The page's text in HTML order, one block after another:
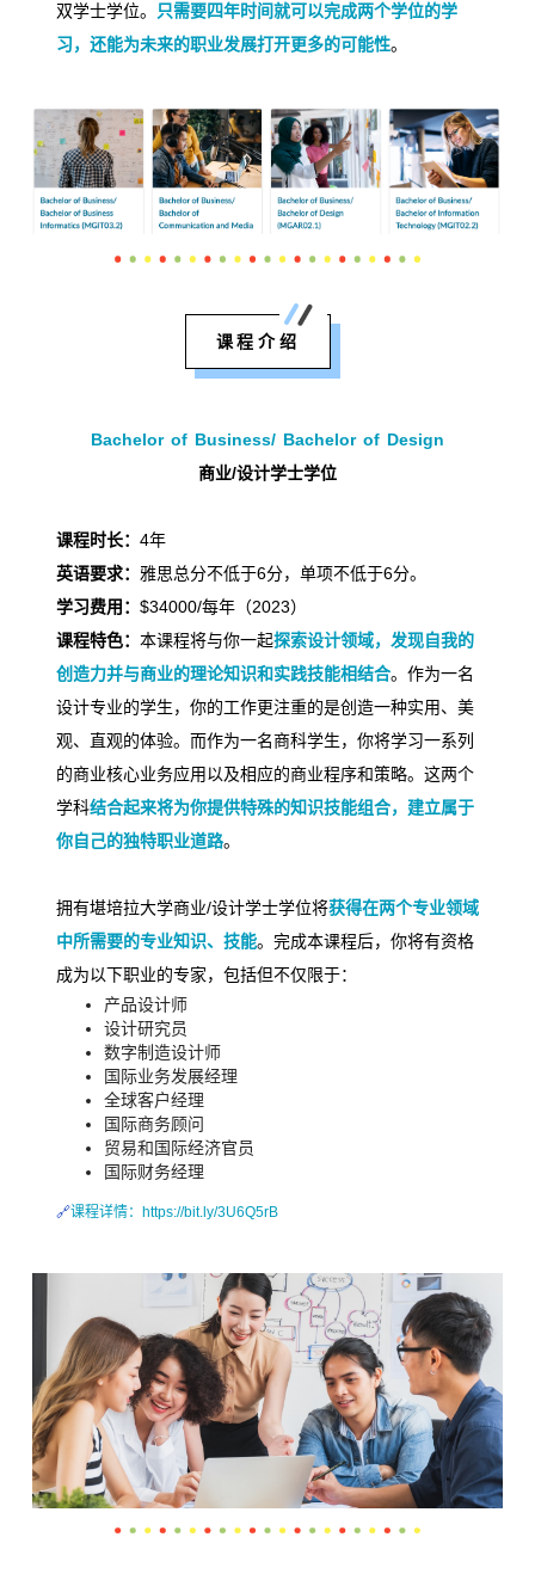
双学士学位。
只需要四年时间就可以完成两个学位的学
习，还能为未来的职业发展打开更多的可能性。
课程介绍
Bachelor of Business/ Bachelor of Design
商业/设计学士学位
课程时长： 4年
英语要求： 雅思总分不低于6分，单项不低于6分。
学习费用： $34000/每年（2023）
课程特色： 本课程将与你一起探索设计领域，发现自我的
创造力并与商业的理论知识和实践技能相结合。 作为一名
设计专业的学生， 你的工作更注重的是创造一种实用、美
观、直观的体验。而作为一名商科学生，你将学习一系列
的商业核心业务应用以及相应的商业程序和策略。这两个
学科结合起来将为你提供特殊的知识技能组合，建立属于
你自己的独特职业道路。
拥有堪培拉大学商业/设计学士学位将获得在两个专业领域
中所需要的专业知识、技能。完成本课程后，你将有资格
成为以下职业的专家，包括但不仅限于：
产品设计师
设计研究员
数字制造设计师
国际业务发展经理
全球客户经理
国际商务顾问
贸易和国际经济官员
国际财务经理
🔗课程详情： https://bit.ly/3U6Q5rB